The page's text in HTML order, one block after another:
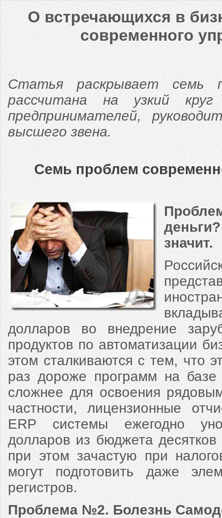
О встречающихся в
современного
Статья раскрывает семь
рассчитана на узкий
предпринимателей,
высшего звена.
Семь проблем
значит.
долларов во внедрение
продуктов по автоматизации
этом сталкиваются с тем, что
раз дороже программ на
сложнее для освоения
частности, лицензионные
ERP системы ежегодно
долларов из бюджета
при этом зачастую при
могут подготовить даже
регистров.
Проблема №2. Болезнь